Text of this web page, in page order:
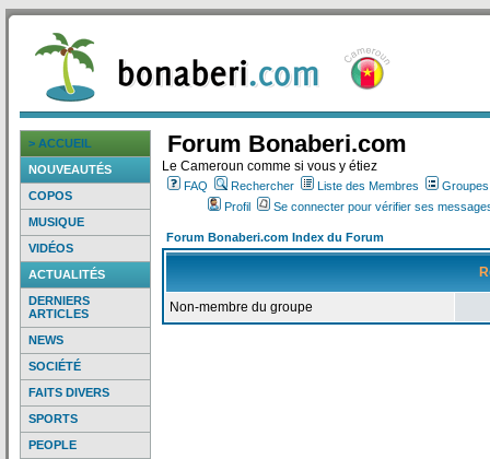
> ACCUEIL
NOUVEAUTÉS
COPOS
MUSIQUE
VIDÉOS
ACTUALITÉS
DERNIERS
ARTICLES
NEWS
SOCIÉTÉ
FAITS DIVERS
SPORTS
PEOPLE
Forum Bonaberi.com
Le Cameroun comme si vous y étiez
FAQ Rechercher Liste des Membres
Profil
Se connecter pour vérifier ses
Forum Bonaberi.com Index du Forum
Non-membre du groupe